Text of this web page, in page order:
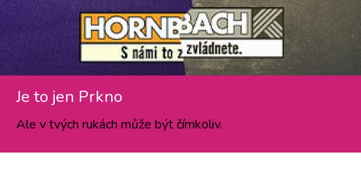
Je to jen Prkno
Ale v tvých rukách může být čímkoliv.